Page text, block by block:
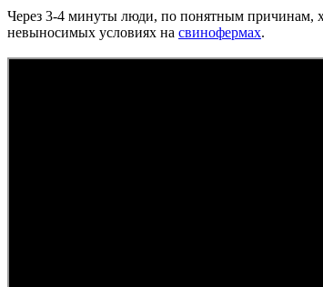
Через 3-4 минуты люди, по понятным причинам,
невыносимых условиях на свинофермах.